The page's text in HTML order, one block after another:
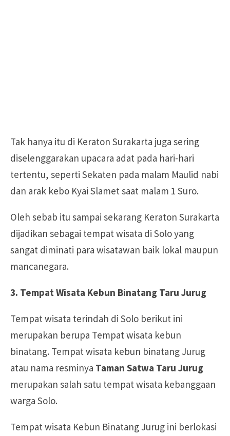
Tak hanya itu di Keraton Surakarta juga sering
diselenggarakan upacara adat pada hari-hari
tertentu, seperti Sekaten pada malam Maulid nabi
dan arak kebo Kyai Slamet saat malam 1 Suro.
Oleh sebab itu sampai sekarang Keraton Surakarta
dijadikan sebagai tempat wisata di Solo yang
sangat diminati para wisatawan baik lokal maupun
mancanegara.
3. Tempat Wisata Kebun Binatang Taru Jurug
Tempat wisata terindah di Solo berikut ini
merupakan berupa Tempat wisata kebun
binatang. Tempat wisata kebun binatang Jurug
atau nama resminya Taman Satwa Taru Jurug
merupakan salah satu tempat wisata kebanggaan
warga Solo.
Tempat wisata Kebun Binatang Jurug ini berlokasi